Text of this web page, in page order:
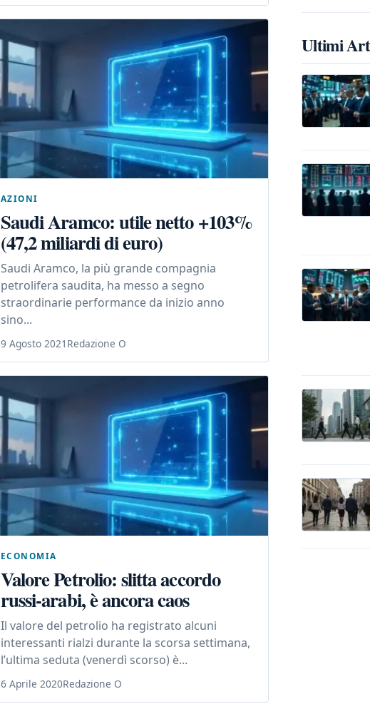
AZIONI
Saudi Aramco: utile netto +103%
(47,2 miliardi di euro)
Saudi Aramco, la più grande compagnia
petrolifera saudita, ha messo a segno
straordinarie performance da inizio anno
sino...
9 Agosto 2021 Redazione O
ECONOMIA
Valore Petrolio: slitta accordo
russi-arabi, è ancora caos
Il valore del petrolio ha registrato alcuni
interessanti rialzi durante la scorsa settimana,
l’ultima seduta (venerdì scorso) è...
6 Aprile 2020Redazione O
Ultimi